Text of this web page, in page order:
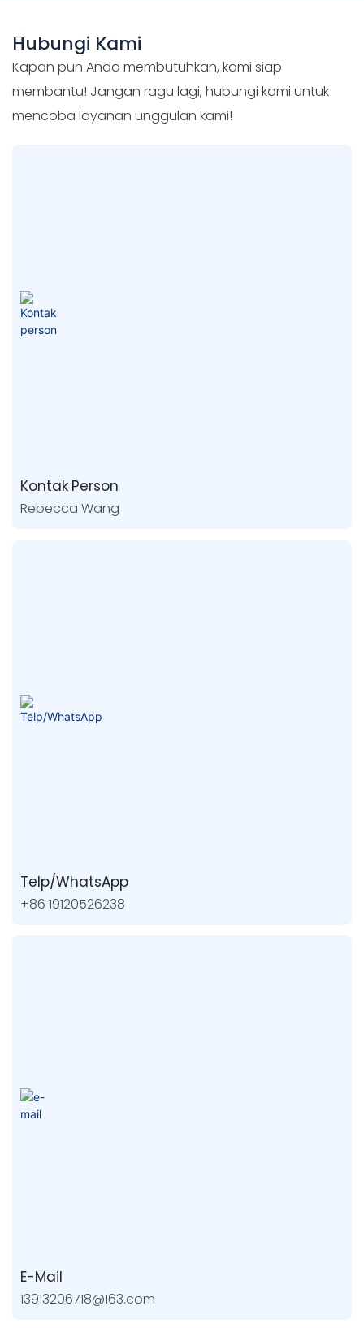
Hubungi Kami
Kapan pun Anda membutuhkan, kami siap
membantu! Jangan ragu lagi, hubungi kami untuk
mencoba layanan unggulan kami!
Kontak Person
Rebecca Wang
Telp/WhatsApp
+86 19120526238
E-Mail
13913206718@163.com